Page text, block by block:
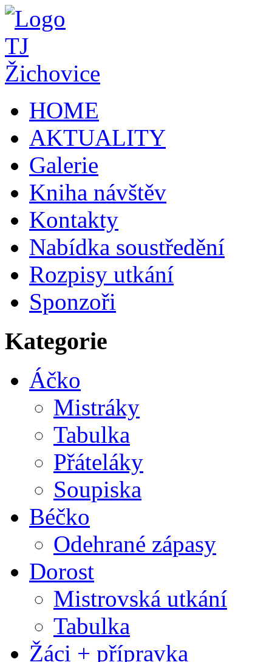
HOME
AKTUALITY
Galerie
Kniha návštěv
Kontakty
Nabídka soustředění
Rozpisy utkání
Sponzoři
Kategorie
Áčko
Mistráky
Tabulka
Přáteláky
Soupiska
Béčko
Odehrané zápasy
Dorost
Mistrovská utkání
Tabulka
Žáci + přípravka